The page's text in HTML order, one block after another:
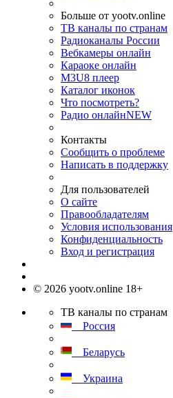
Больше от yootv.online
ТВ каналы по странам
Радиоканалы России
Вебкамеры онлайн
Караоке онлайн
M3U8 плеер
Каталог иконок
Что посмотреть?
Радио онлайнNEW
Контакты
Сообщить о проблеме
Написать в поддержку
Для пользователей
О сайте
Правообладателям
Условия использования
Конфиденциальность
Вход и регистрация
© 2026 yootv.online 18+
ТВ каналы по странам
Россия
Беларусь
Украина